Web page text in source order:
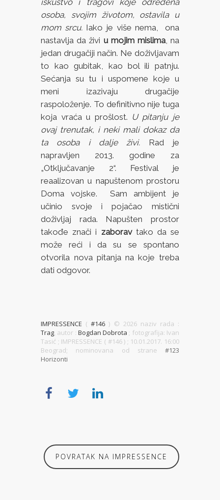
iskustvo i tragovi koje određena
osoba, svojim životom, ostavila u
mom srcu. Iako je više nema, ona
nastavlja da živi u mojim mislima, na
jedan drugačiji način. Ne doživljavam
to kao gubitak, kao bol ili patnju.
Sećanja su tu i uspomene koje u
meni izazivaju drugačije
raspoloženje. To definitivno nije tuga
koja vraća u prošlost. U pitanju je
ovaj trenutak, i neki mali dokaz da
ta osoba i dalje živi. Rad je
napravljen 2013. godine za
„Otključavanje 2“. Festival je
reaalizovan u napuštenom prostoru
Doma vojske. Sam ambijent je
učinio svoje i pojačao mistični
doživljaj rada. Napušten prostor
takođe znači i zaboravtako da se
može reći i da su se spontano
otvorila nova pitanja na koje treba
dati odgovor.
IMPRESSENCE (#146) © 2026 naziv rada :
Trag, autor : Bogdan Dobrota ; fotografija: Ivan
Tasić ; IMPRESSENCE ( #146 ) ; 10.01.2017. 16:00
Beograd; nominovana od strane #123
Horizonti
POVRATAK NA IMPRESSENCE